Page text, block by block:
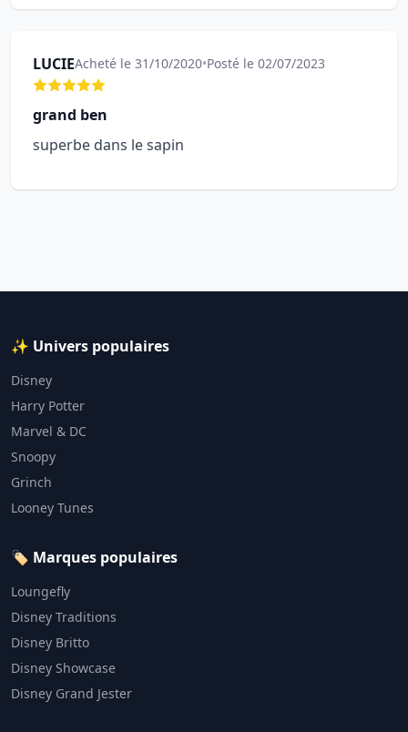
LUCIEAcheté le 31/10/2020•Posté le 02/07/2023
grand ben
superbe dans le sapin
✨ Univers populaires
Disney
Harry Potter
Marvel & DC
Snoopy
Grinch
Looney Tunes
🏷️ Marques populaires
Loungefly
Disney Traditions
Disney Britto
Disney Showcase
Disney Grand Jester